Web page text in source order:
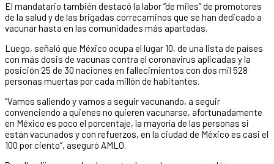
El mandatario también destacó la labor “de miles” de promotores
de la salud y de las brigadas correcaminos que se han dedicado a
vacunar hasta en las comunidades más apartadas.
Luego, señaló que México ocupa el lugar 10, de una lista de países
con más dosis de vacunas contra el coronavirus aplicadas y la
posición 25 de 30 naciones en fallecimientos con dos mil 528
personas muertas por cada millón de habitantes.
“Vamos saliendo y vamos a seguir vacunando, a seguir
convenciendo a quienes no quieren vacunarse, afortunadamente
en México es poco el porcentaje, la mayoría de las personas si
están vacunados y con refuerzos, en la ciudad de México es casi el
100 por ciento”, aseguró AMLO.